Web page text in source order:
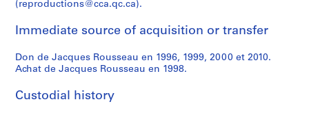
n
g
o
s
i
i
o
c
o
t
8
7
3
-
9
9
AP066.S3.D12
j
c
t
:
u
j
c
t
:
n
j
c
t
:
x
j
c
t
:
x
j
c
t
:
x
j
c
t
:
a
j
c
t
:
x
i
s
D
c
(reproductions@cca.qc.ca).
Immediate source of acquisition or transfer
Don de Jacques Rousseau en 1996, 1999, 2000 et 2010.
Achat de Jacques Rousseau en 1998.
Custodial history